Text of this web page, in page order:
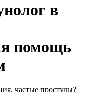
в
помощь
частые простуды?